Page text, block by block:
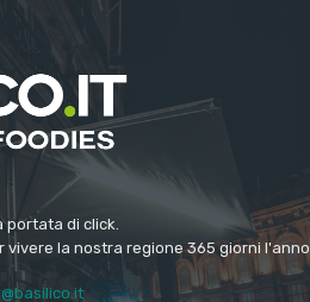
portata di click.
la nostra regione 365 giorni l'anno